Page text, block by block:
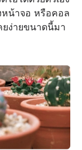
หน้าจอ หรือคอล
ยง่ายขนาดนี้มา